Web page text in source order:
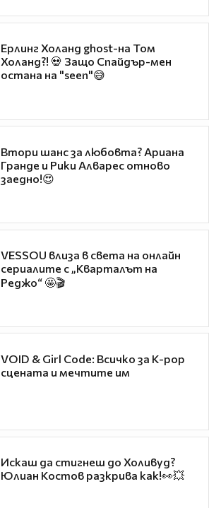
Ерлинг Холанд ghost-на Том
Холанд?! 💀 Защо Спайдър-мен
остана на "seen"😅
Втори шанс за любовта? Ариана
Гранде и Рики Алварес отново
заедно!😍
VESSOU влиза в света на онлайн
сериалите с „Кварталът на
Реджо“ 🤩🎬
VOID & Girl Code: Всичко за K-pop
сцената и мечтите им
Искаш да стигнеш до Холивуд?
Юлиан Костов разкрива как!👀💥